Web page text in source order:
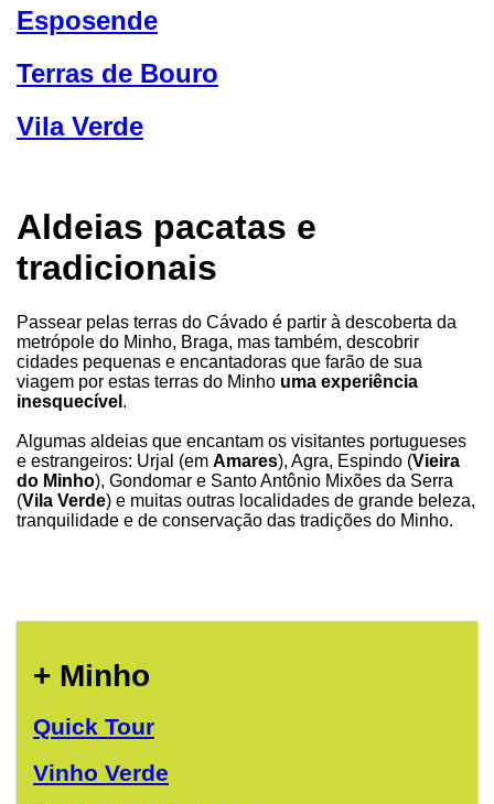
Esposende
Terras de Bouro
Vila Verde
Aldeias pacatas e
tradicionais
Passear pelas terras do Cávado é partir à descoberta da
metrópole do Minho, Braga, mas também, descobrir
cidades pequenas e encantadoras que farão de sua
viagem por estas terras do Minho uma experiência
inesquecível .
Algumas aldeias que encantam os visitantes portugueses
e estrangeiros: Urjal (em Amares), Agra, Espindo (Vieira
do Minho), Gondomar e Santo Antônio Mixões da Serra
(Vila Verde) e muitas outras localidades de grande beleza,
tranquilidade e de conservação das tradições do Minho.
+ Minho
Quick Tour
Vinho Verde